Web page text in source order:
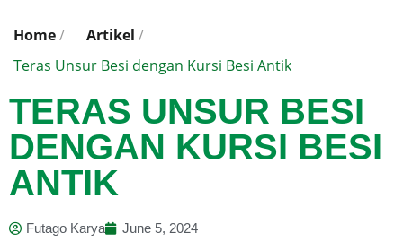
Home/ Artikel /
Teras Unsur Besi dengan Kursi Besi Antik
TERAS UNSUR BESI
DENGAN KURSI BESI
ANTIK
Futago Karya June 5, 2024